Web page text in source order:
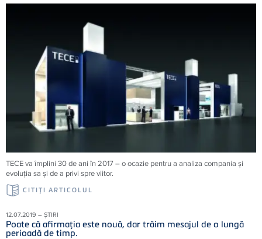
TECE va împlini 30 de ani în 2017 – o ocazie pentru a analiza compania şi
evoluţia sa şi de a privi spre viitor.
CITIŢI ARTICOLUL
12.07.2019 – ȘTIRI
Poate că afirmaţia este nouă, dar trăim mesajul de o lungă
perioadă de timp.